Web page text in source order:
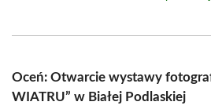
Oceń: Otwarcie wystawy
WIATRU” w Białej Podlaskiej